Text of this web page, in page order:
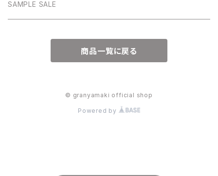
アウター
アウター
SAMPLE SALE
商品一覧に戻る
© granyamaki official shop
Powered by